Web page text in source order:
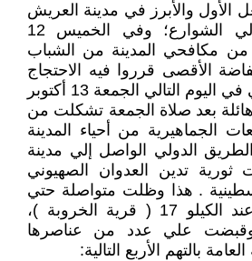
والأبرز في مدينة العريش
حيث خرج الأهالي إلي الشوارع؛ وفي الخميس 12
عقد عدد من مكافحي المدينة من الشباب
الأقصى قرروا فيه الاحتجاج
علي العدوان الصهيوني في اليوم التالي الجمعة 13 أكتوبر
بعد صلاة الجمعة تشكلت من
الجماهيرية من أحياء المدينة
الدولي الواصل إلي مدينة
تدين العدوان الصهيوني
. هذا وظلت متواصلة حتي
أوقفتها قوات الأمن عند الكيلو 17 ( قرية الخروبة )،
وقبضت علي عدد من عناصرها
بالتهم الأربع التالية: